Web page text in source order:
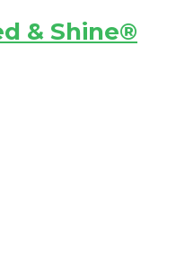
& Shine®